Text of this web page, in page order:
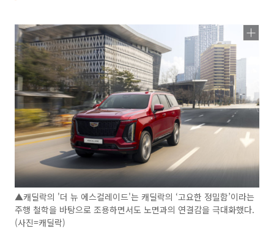
▲캐딜락의 '더 뉴 에스컬레이드'는 캐딜락의 ‘고요한 정밀함’이라는
주행 철학을 바탕으로 조용하면서도 노면과의 연결감을 극대화했다.
(사진=캐딜락)